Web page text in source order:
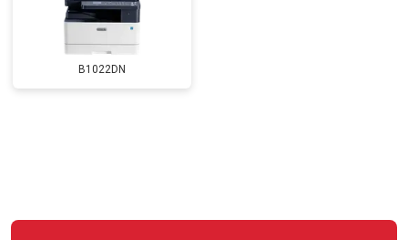
B1022DN